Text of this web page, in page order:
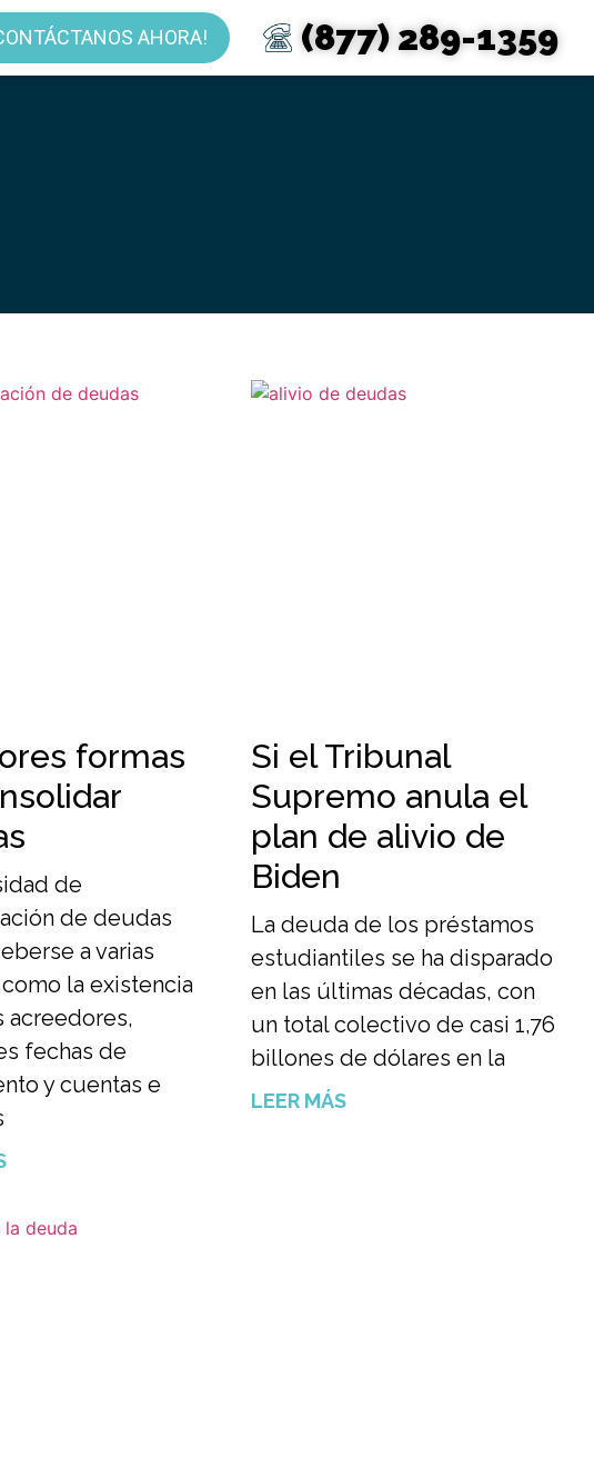
AHORA! (877) 289-1359
formas
de
de deudas
a varias
la existencia
acreedores,
fechas de
y cuentas e
Si el Tribunal
Supremo anula el
plan de alivio de
Biden
La deuda de los préstamos
estudiantiles se ha disparado
en las últimas décadas, con
un total colectivo de casi 1,76
billones de dólares en la
LEER MÁS